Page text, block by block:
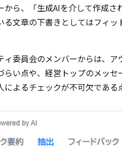
から、「生成AIを介して作成
る文章の下書きとしてはフィ
ィ委員会のメンバーからは、
らい点や、経営トップのメッ
によるチェックが不可欠であ